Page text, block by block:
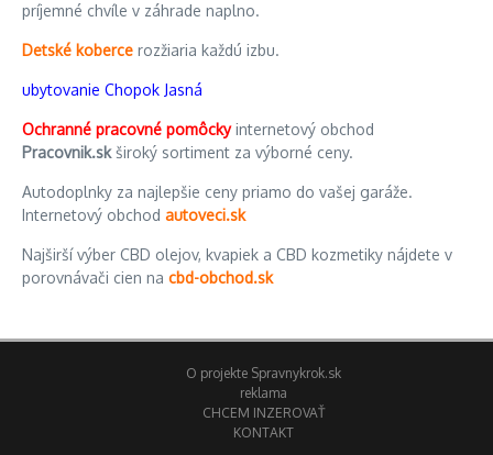
príjemné chvíle v záhrade naplno.
Detské koberce rozžiaria každú izbu.
ubytovanie Chopok Jasná
Ochranné pracovné pomôckyinternetový obchod
Pracovnik.skširoký sortiment za výborné ceny.
Autodoplnky za najlepšie ceny priamo do vašej garáže.
Internetový obchod autoveci.sk
Najširší výber CBD olejov, kvapiek a CBD kozmetiky nájdete v
porovnávači cien na cbd-obchod.sk
O projekte Spravnykrok.sk
reklama
CHCEM INZEROVAŤ
KONTAKT